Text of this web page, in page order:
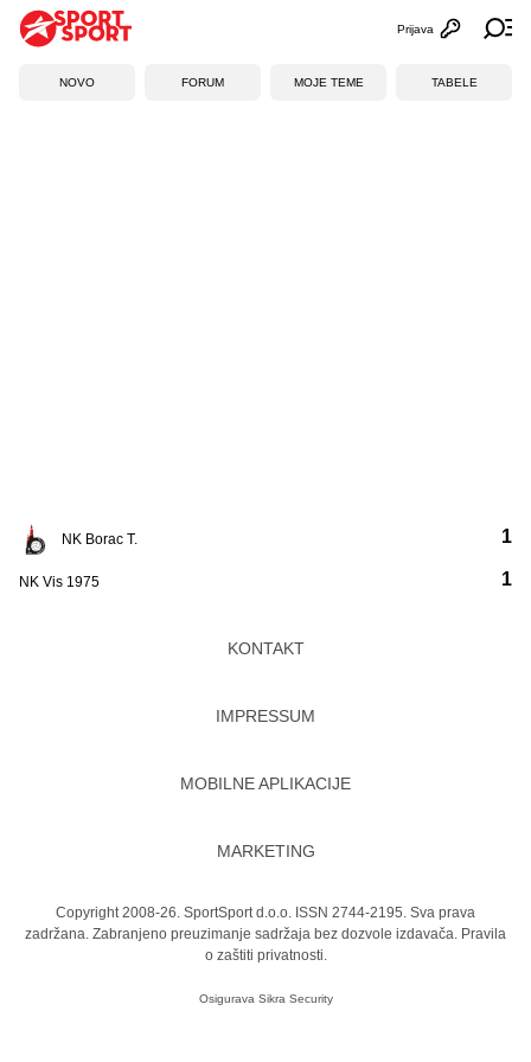
Otvori
Prijava
NOVO FORUM MOJE TEME TABELE
NK Borac T.
NK Vis 1975
1
1
KONTAKT
IMPRESSUM
MOBILNE APLIKACIJE
MARKETING
Copyright 2008-26. SportSport d.o.o. ISSN 2744-2195. Sva prava
zadržana. Zabranjeno preuzimanje sadržaja bez dozvole izdavača. Pravila
o zaštiti privatnosti.
Osigurava Sikra Security